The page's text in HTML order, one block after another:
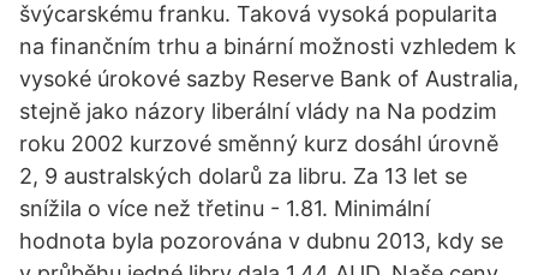
švýcarskému franku. Taková vysoká popularita
na finančním trhu a binární možnosti vzhledem k
vysoké úrokové sazby Reserve Bank of Australia,
stejně jako názory liberální vlády na Na podzim
roku 2002 kurzové směnný kurz dosáhl úrovně
2, 9 australských dolarů za libru. Za 13 let se
snížila o více než třetinu - 1.81. Minimální
hodnota byla pozorována v dubnu 2013, kdy se